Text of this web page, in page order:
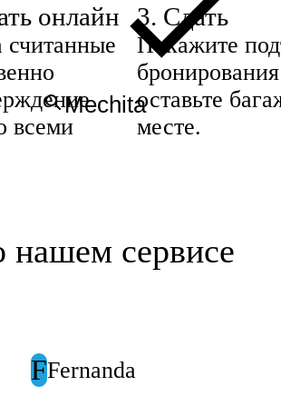
онлайн
считанные
всеми
3. Сдать
Покажите
оставьте
месте.
нашем сервисе
FFernanda